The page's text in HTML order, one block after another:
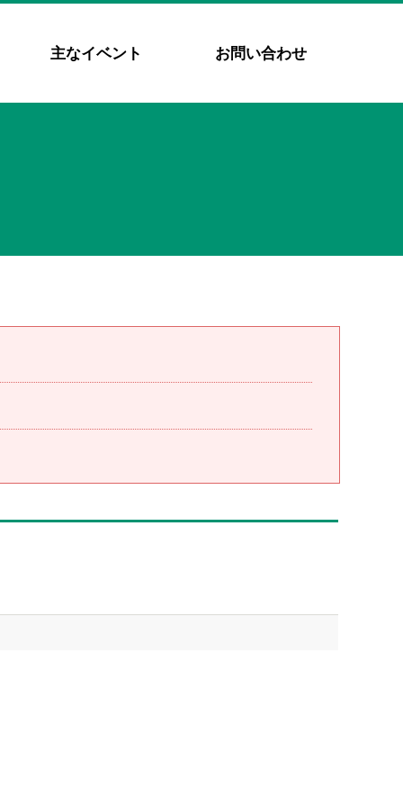
主なイベント お問い合わせ